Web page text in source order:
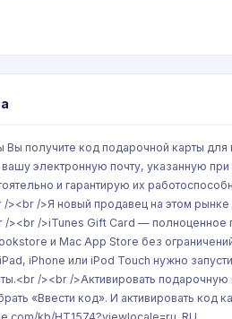
Вы получите код подарочной карты
вашу электронную почту, указанную
и гарантирую их
><br />Я новый продавец на этом
/><br />iTunes Gift Card — полноценное
и Mac App Store без
iPhone или iPod Touch нужно
/><br />Активировать
«Ввести код». И активировать код